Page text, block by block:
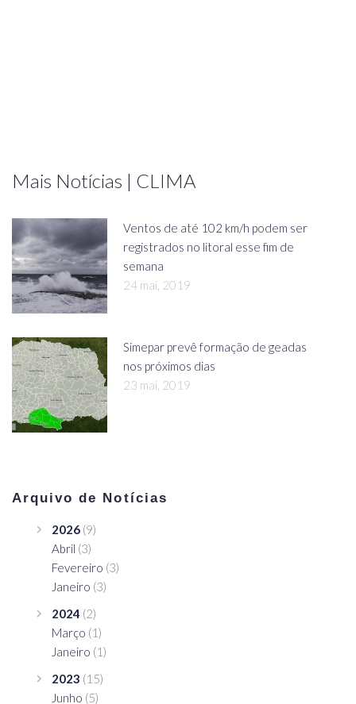
Mais Notícias | CLIMA
Ventos de até 102 km/h podem ser
registrados no litoral esse fim de
semana
24 mai, 2019
Simepar prevê formação de geadas
nos próximos dias
23 mai, 2019
Arquivo de Notícias
2026 (9)
Abril (3)
Fevereiro (3)
Janeiro (3)
2024 (2)
Março (1)
Janeiro (1)
2023 (15)
Junho (5)